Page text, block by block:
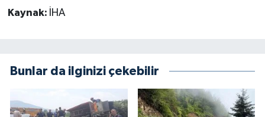
Kaynak: İHA
Bunlar da ilginizi çekebilir